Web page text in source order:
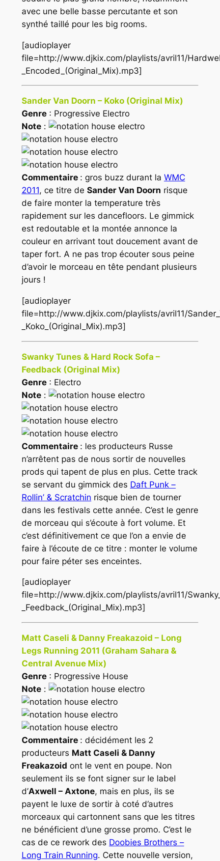
avec une belle basse percutante et son
synthé taillé pour les big rooms.
[audioplayer
file=http://www.djkix.com/playlists/avril11/
_Encoded_(Original_Mix).mp3]
Sander Van Doorn – Koko (Original Mix)
Genre: Progressive Electro
Note:
Commentaire : gros buzz durant la WMC
2011, ce titre de Sander Van Doorn risque
de faire monter la temperature très
rapidement sur les dancefloors. Le gimmick
est redoutable et la montée annonce la
couleur en arrivant tout doucement avant de
taper fort. A ne pas trop écouter sous peine
d’avoir le morceau en tête pendant plusieurs
jours !
[audioplayer
file=http://www.djkix.com/playlists/avril11/
_Koko_(Original_Mix).mp3]
Swanky Tunes & Hard Rock Sofa –
Feedback (Original Mix)
Genre: Electro
Note:
Commentaire : les producteurs Russe
n’arrêtent pas de nous sortir de nouvelles
prods qui tapent de plus en plus. Cette track
se servant du gimmick des Daft Punk –
Rollin’ & Scratchin risque bien de tourner
dans les festivals cette année. C’est le genre
de morceau qui s’écoute à fort volume. Et
c’est définitivement ce que l’on a envie de
faire à l’écoute de ce titre : monter le volume
pour faire péter ses enceintes.
[audioplayer
file=http://www.djkix.com/playlists/avril11/
_Feedback_(Original_Mix).mp3]
Matt Caseli & Danny Freakazoid – Long
Legs Running 2011 (Graham Sahara &
Central Avenue Mix)
Genre: Progressive House
Note:
Commentaire : décidément les 2
producteurs Matt Caseli & Danny
Freakazoid ont le vent en poupe. Non
seulement ils se font signer sur le label
d’Axwell – Axtone, mais en plus, ils se
payent le luxe de sortir à coté d’autres
morceaux qui cartonnent sans que les titres
ne bénéficient d’une grosse promo. C’est le
cas de ce rework des Doobies Brothers –
Long Train Running. Cette nouvelle version,